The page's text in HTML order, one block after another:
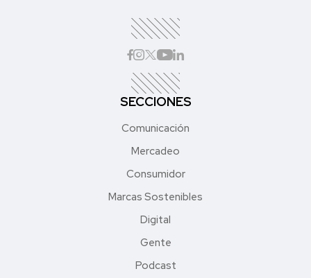
SECCIONES
Comunicación
Mercadeo
Consumidor
Marcas Sostenibles
Digital
Gente
Podcast